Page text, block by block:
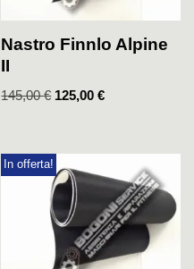
Nastro Finnlo Alpine
II
145,00€ 125,00€
In offerta!